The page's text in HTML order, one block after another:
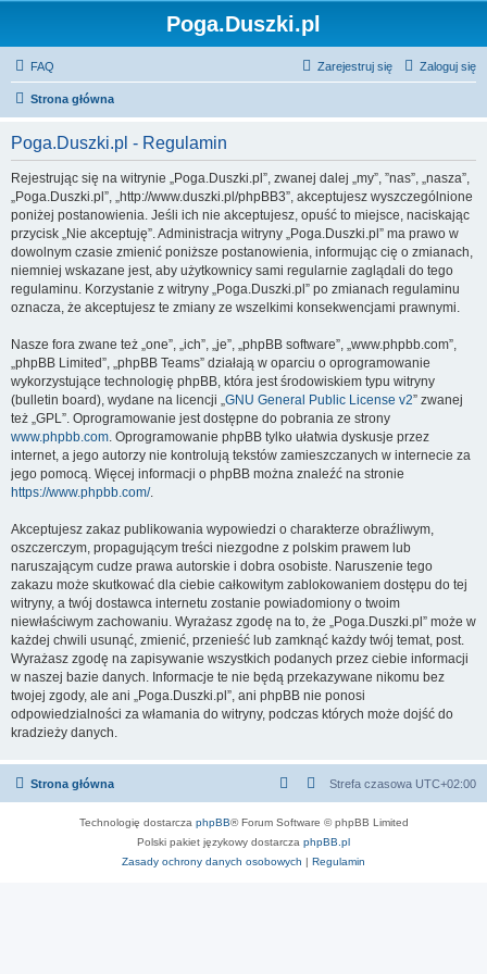
Poga.Duszki.pl
FAQ Zaloguj się
Zarejestruj się
Strona główna
Poga.Duszki.pl - Regulamin
Rejestrując się na witrynie „Poga.Duszki.pl”, zwanej dalej „my”, ”nas”, „nasza”,
„Poga.Duszki.pl”, „http://www.duszki.pl/phpBB3”, akceptujesz wyszczególnione
poniżej postanowienia. Jeśli ich nie akceptujesz, opuść to miejsce, naciskając
przycisk „Nie akceptuję”. Administracja witryny „Poga.Duszki.pl” ma prawo w
dowolnym czasie zmienić poniższe postanowienia, informując cię o zmianach,
niemniej wskazane jest, aby użytkownicy sami regularnie zaglądali do tego
regulaminu. Korzystanie z witryny „Poga.Duszki.pl” po zmianach regulaminu
oznacza, że akceptujesz te zmiany ze wszelkimi konsekwencjami prawnymi.
Nasze fora zwane też „one”, „ich”, „je”, „phpBB software”, „www.phpbb.com”,
„phpBB Limited”, „phpBB Teams” działają w oparciu o oprogramowanie
wykorzystujące technologię phpBB, która jest środowiskiem typu witryny
(bulletin board), wydane na licencji „GNU General Public License v2” zwanej
też „GPL”. Oprogramowanie jest dostępne do pobrania ze strony
www.phpbb.com. Oprogramowanie phpBB tylko ułatwia dyskusje przez
internet, a jego autorzy nie kontrolują tekstów zamieszczanych w internecie za
jego pomocą. Więcej informacji o phpBB można znaleźć na stronie
https://www.phpbb.com/.
Akceptujesz zakaz publikowania wypowiedzi o charakterze obraźliwym,
oszczerczym, propagującym treści niezgodne z polskim prawem lub
naruszającym cudze prawa autorskie i dobra osobiste. Naruszenie tego
zakazu może skutkować dla ciebie całkowitym zablokowaniem dostępu do tej
witryny, a twój dostawca internetu zostanie powiadomiony o twoim
niewłaściwym zachowaniu. Wyrażasz zgodę na to, że „Poga.Duszki.pl” może w
każdej chwili usunąć, zmienić, przenieść lub zamknąć każdy twój temat, post.
Wyrażasz zgodę na zapisywanie wszystkich podanych przez ciebie informacji
w naszej bazie danych. Informacje te nie będą przekazywane nikomu bez
twojej zgody, ale ani „Poga.Duszki.pl”, ani phpBB nie ponosi
odpowiedzialności za włamania do witryny, podczas których może dojść do
kradzieży danych.
Strona główna Strefa czasowa UTC+02:00
Technologię dostarcza phpBB® Forum Software © phpBB Limited
Polski pakiet językowy dostarcza phpBB.pl
Zasady ochrony danych osobowych | Regulamin